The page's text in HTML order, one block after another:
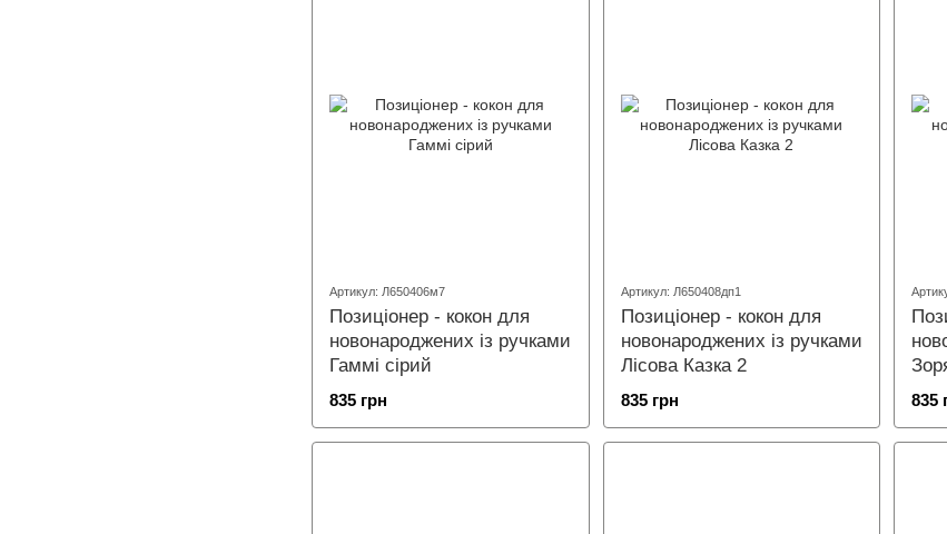
Артикул: Л650406м7
Позиціонер - кокон для
новонароджених із ручками
Гаммі сірий
835 грн
Артикул: Л650408дп1
Позиціонер - кокон для
новонароджених із ручками
Лісова Казка 2
835 грн 835